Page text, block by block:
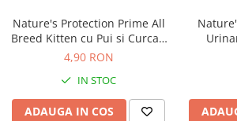
Nature's Protection Prime All
Breed Kitten cu Pui si Curcan
85 Gr
4,90 RON
IN STOC
ADAUGA IN COS